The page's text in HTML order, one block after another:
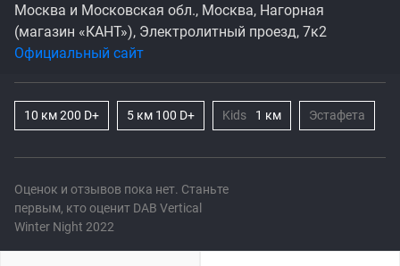
Оценок и отзывов пока нет. Станьте
первым, кто оценит DAB Vertical
Winter Night 2022
Москва и Московская обл., Москва, Нагорная
(магазин «КАНТ»), Электролитный проезд, 7к2
Официальный сайт
10 км 200 D+ 5 км 100 D+ Kids 1 км Эстафета